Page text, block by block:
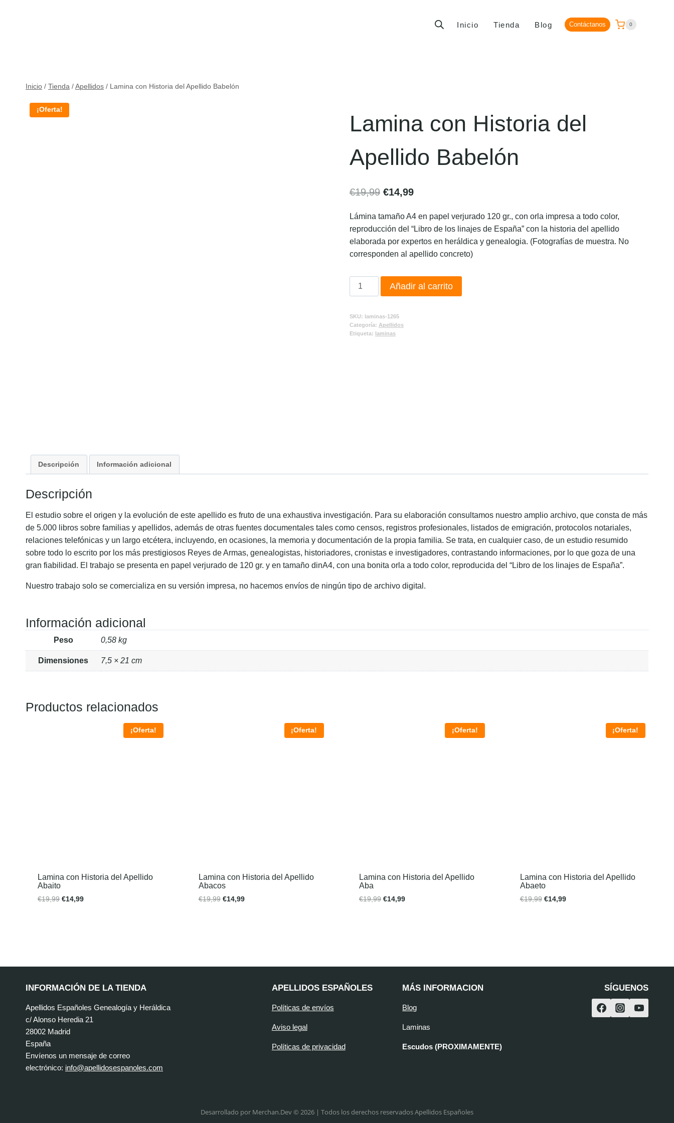
Inicio Tienda Blog Contáctanos 0
Inicio / Tienda / Apellidos / Lamina con Historia del Apellido Babelón
¡Oferta!
Lamina con Historia del
Apellido Babelón
€19,99 €14,99
Lámina tamaño A4 en papel verjurado 120 gr., con orla impresa a todo color,
reproducción del “Libro de los linajes de España” con la historia del apellido
elaborada por expertos en heráldica y genealogia. (Fotografías de muestra. No
corresponden al apellido concreto)
Añadir al carrito
SKU: laminas-1265
Categoría: Apellidos
Etiqueta: laminas
Descripción Información adicional
Descripción
El estudio sobre el origen y la evolución de este apellido es fruto de una exhaustiva investigación. Para su elaboración consultamos nuestro amplio archivo, que consta de más
de 5.000 libros sobre familias y apellidos, además de otras fuentes documentales tales como censos, registros profesionales, listados de emigración, protocolos notariales,
relaciones telefónicas y un largo etcétera, incluyendo, en ocasiones, la memoria y documentación de la propia familia. Se trata, en cualquier caso, de un estudio resumido
sobre todo lo escrito por los más prestigiosos Reyes de Armas, genealogistas, historiadores, cronistas e investigadores, contrastando informaciones, por lo que goza de una
gran fiabilidad. El trabajo se presenta en papel verjurado de 120 gr. y en tamaño dinA4, con una bonita orla a todo color, reproducida del “Libro de los linajes de España”.
Nuestro trabajo solo se comercializa en su versión impresa, no hacemos envíos de ningún tipo de archivo digital.
Información adicional
Peso 0,58 kg
Dimensiones 7,5 × 21 cm
Productos relacionados
¡Oferta!
Lamina con Historia del Apellido
Abaito
€19,99 €14,99
¡Oferta!
Lamina con Historia del Apellido
Abacos
€19,99 €14,99
¡Oferta!
Lamina con Historia del Apellido
Aba
€19,99 €14,99
¡Oferta!
Lamina con Historia del Apellido
Abaeto
€19,99 €14,99
INFORMACIÓN DE LA TIENDA
Apellidos Españoles Genealogía y Heráldica
c/ Alonso Heredia 21
28002 Madrid
España
Envíenos un mensaje de correo
electrónico: info@apellidosespanoles.com
APELLIDOS ESPAÑOLES
Políticas de envíos
Aviso legal
Políticas de privacidad
MÁS INFORMACION
Blog
Laminas
Escudos (PROXIMAMENTE)
SÍGUENOS
Desarrollado por Merchan.Dev © 2026 | Todos los derechos reservados Apellidos Españoles